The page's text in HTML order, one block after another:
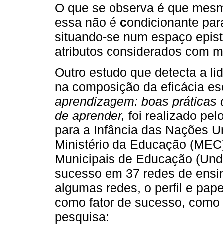
O que se observa é que
essa não é condicionante
situando-se num espaço
atributos considerados com
Outro estudo que detecta a
na composição da eficácia
aprendizagem: boas
de aprender, foi realizado
para a Infância das Nações
Ministério da Educação
Municipais de Educação
sucesso em 37 redes de
algumas redes, o perfil e
como fator de sucesso,
pesquisa: